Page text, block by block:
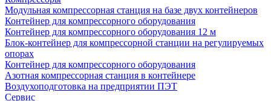
Модульная компрессорная станция на базе двух контейнеров
Контейнер для компрессорного оборудования
Контейнер для компрессорного оборудования 12 м
Блок-контейнер для компрессорной станции на регулируемых
опорах
Контейнер для компрессорного оборудования
Азотная компрессорная станция в контейнере
Воздухоподготовка на предприятии ПЭТ
Сервис